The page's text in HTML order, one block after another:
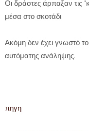
Οι δράστες άρπαξαν τις
μέσα στο σκοτάδι.
Ακόμη δεν έχει γνωστό
αυτόματης ανάληψης.
πηγη